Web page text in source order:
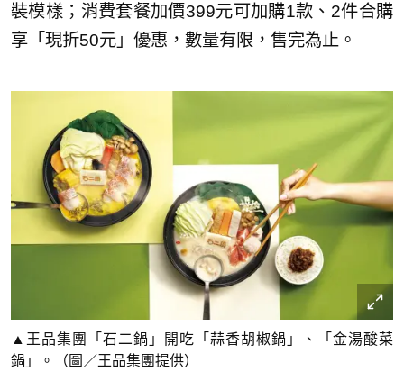
裝模樣；消費套餐加價399元可加購1款、2件合購
享「現折50元」優惠，數量有限，售完為止。
▲王品集團「石二鍋」開吃「蒜香胡椒鍋」、「金湯酸菜
鍋」。（圖／王品集團提供）